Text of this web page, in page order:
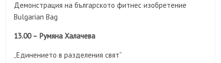
Демонстрация на българското фитнес изобретение
Bulgarian Bag
13.00 – Румяна Халачева
„Единението в разделения свят“